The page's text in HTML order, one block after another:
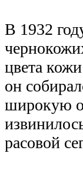
В 1932
цвета
он
широкую
расовой